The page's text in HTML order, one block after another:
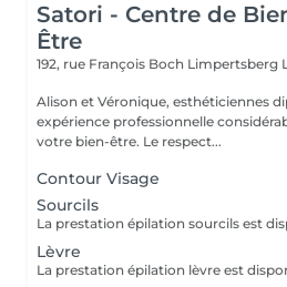
Satori - Centre de
Être
192, rue François Boch Limpertsberg
Alison et Véronique, esthéticiennes
expérience professionnelle
votre bien-être. Le respect...
Contour Visage
Sourcils
Lèvre